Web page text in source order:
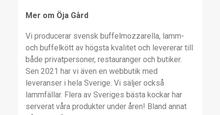
Mer om Öja Gård
Vi producerar svensk buffelmozzarella, lamm-
och buffelkött av högsta kvalitet och levererar till
både privatpersoner, restauranger och butiker.
Sen 2021 har vi även en webbutik med
leveranser i hela Sverige. Vi säljer också
lammfällar. Flera av Sveriges bästa kockar har
serverat våra produkter under åren! Bland annat